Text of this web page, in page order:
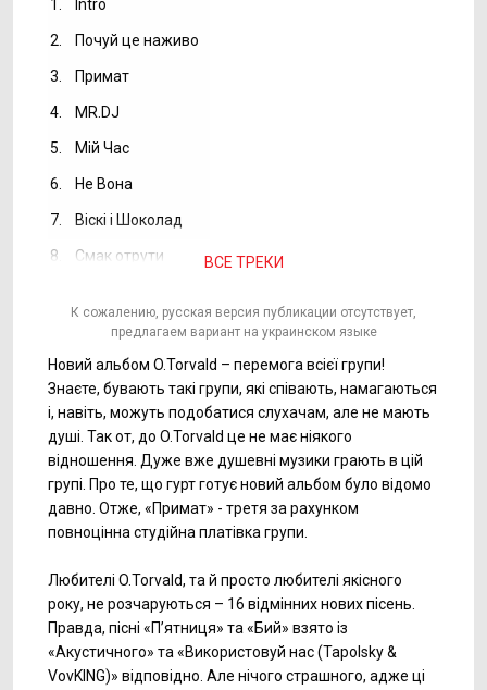
1. Intro
2. Почуй це наживо
3. Примат
4. MR.DJ
5. Мій Час
6. Не Вона
7. Віскі і Шоколад
8. Смак отрути ВСЕ ТРЕКИ
К сожалению, русская версия публикации отсутствует,
предлагаем вариант на украинском языке
Новий альбом O.Torvald – перемога всієї групи!
Знаєте, бувають такі групи, які співають, намагаються
і, навіть, можуть подобатися слухачам, але не мають
душі. Так от, до O.Torvald це не має ніякого
відношення. Дуже вже душевні музики грають в цій
групі. Про те, що гурт готує новий альбом було відомо
давно. Отже, «Примат» - третя за рахунком
повноцінна студійна платівка групи.
Любителі O.Torvald, та й просто любителі якісного
року, не розчаруються – 16 відмінних нових пісень.
Правда, пісні «П’ятниця» та «Бий» взято із
«Акустичного» та «Використовуй нас (Tapolsky &
VovKING)» відповідно. Але нічого страшного, адже ці